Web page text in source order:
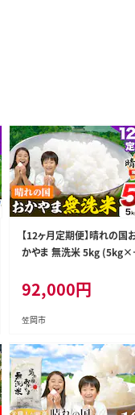
【12ヶ月定期便】晴れの国
かやま 無洗米 5kg
の翌月より発送》 岡山県 笠
岡市 無洗米 岡山県産 米 送
料無料 国産 ブレンド米 ---k
--
92,000円
笠岡市